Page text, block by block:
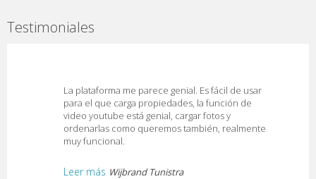
Testimoniales
La plataforma me parece genial. Es fácil de usar
para el que carga propiedades, la función de
video youtube está genial, cargar fotos y
ordenarlas como queremos también, realmente
muy funcional.
Leer más Wijbrand Tunistra